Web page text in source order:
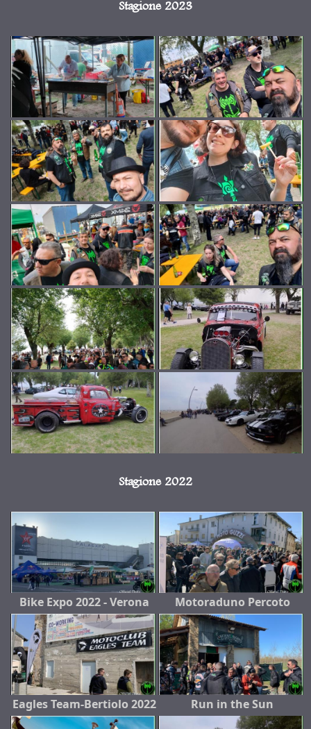
Stagione 2023
Stagione 2022
Bike Expo 2022 - Verona Motoraduno Percoto
Eagles Team-Bertiolo 2022 Run in the Sun